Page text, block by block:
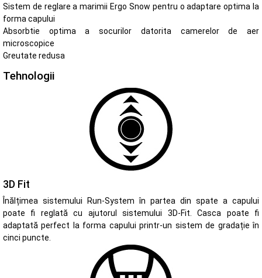
Sistem de reglare a marimii Ergo Snow pentru o adaptare optima la
forma capului
Absorbtie optima a socurilor datorita camerelor de aer
microscopice
Greutate redusa
Tehnologii
3D Fit
Înălțimea sistemului Run-System în partea din spate a capului
poate fi reglată cu ajutorul sistemului 3D-Fit. Casca poate fi
adaptată perfect la forma capului printr-un sistem de gradație în
cinci puncte.